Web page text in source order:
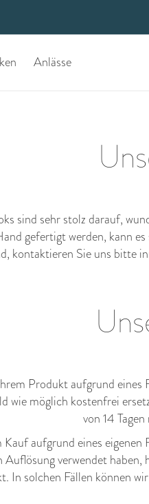
Anlässe
sind sehr stolz darauf,
gefertigt werden, kann
kontaktieren Sie uns bitte
Produkt aufgrund
wie möglich kostenfrei
von 14
aufgrund eines
verwendet
In solchen Fällen können